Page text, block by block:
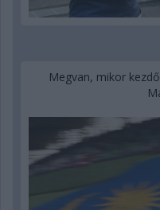
Megvan, mikor